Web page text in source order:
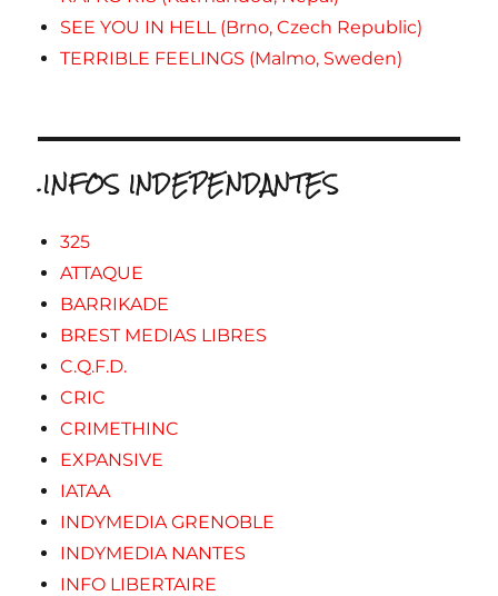
SEE YOU IN HELL (Brno, Czech Republic)
TERRIBLE FEELINGS (Malmo, Sweden)
.INFOS INDEPENDANTES
325
ATTAQUE
BARRIKADE
BREST MEDIAS LIBRES
C.Q.F.D.
CRIC
CRIMETHINC
EXPANSIVE
IATAA
INDYMEDIA GRENOBLE
INDYMEDIA NANTES
INFO LIBERTAIRE